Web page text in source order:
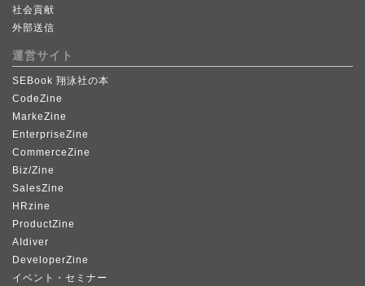
社会貢献
外部送信
運営サイト
SEBook 翔泳社の本
CodeZine
MarkeZine
EnterpriseZine
CommerceZine
Biz/Zine
SalesZine
HRzine
ProductZine
AIdiver
DeveloperZine
イベント・セミナー